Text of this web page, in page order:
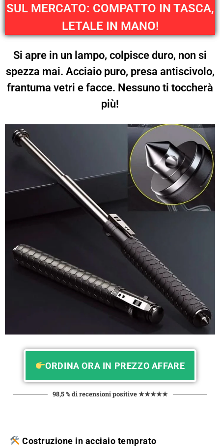
SUL MERCATO: COMPATTO IN TASCA,
LETALE IN MANO!
Si apre in un lampo, colpisce duro, non si
spezza mai. Acciaio puro, presa antiscivolo,
frantuma vetri e facce. Nessuno ti toccherà
più!
ORDINA ORA IN PREZZO AFFARE
98,5 % di recensioni positive ★★★★★
Costruzione in acciaio temprato